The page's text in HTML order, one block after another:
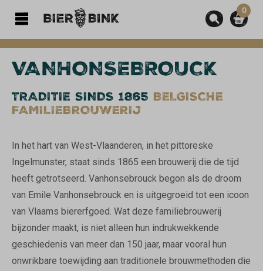
0
VANHONSEBROUCK
TRADITIE SINDS 1865 BELGISCHE
FAMILIEBROUWERIJ
In het hart van West-Vlaanderen, in het pittoreske
Ingelmunster, staat sinds 1865 een brouwerij die de tijd
heeft getrotseerd. Vanhonsebrouck begon als de droom
van Emile Vanhonsebrouck en is uitgegroeid tot een icoon
van Vlaams biererfgoed. Wat deze familiebrouwerij
bijzonder maakt, is niet alleen hun indrukwekkende
geschiedenis van meer dan 150 jaar, maar vooral hun
onwrikbare toewijding aan traditionele brouwmethoden die